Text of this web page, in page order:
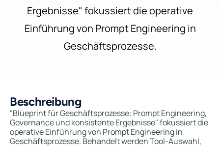
Ergebnisse" fokussiert die operative
Einführung von Prompt Engineering in
Geschäftsprozesse.
Beschreibung
"Blueprint für Geschäftsprozesse: Prompt Engineering,
Governance und konsistente Ergebnisse" fokussiert die
operative Einführung von Prompt Engineering in
Geschäftsprozesse. Behandelt werden Tool-Auswahl,